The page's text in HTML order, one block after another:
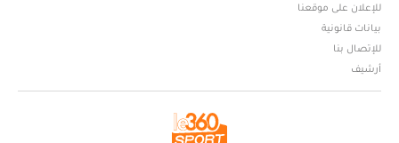
للإعلان على موقعنا
بيانات قانونية
للإتصال بنا
أرشيف